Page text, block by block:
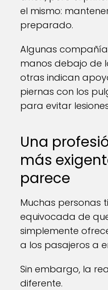
el mismo:
preparado.
Algunas
manos debajo de
otras indican
piernas con los
para evitar
Una
más
parece
Muchas personas
equivocada de
simplemente
a los pasajeros a
Sin embargo, la
diferente.